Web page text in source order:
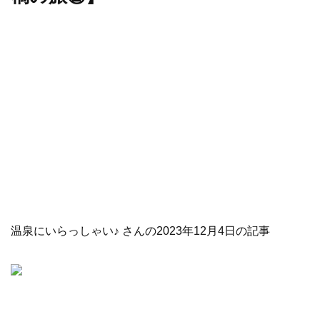
温泉にいらっしゃい♪ さんの2023年12月4日の記事